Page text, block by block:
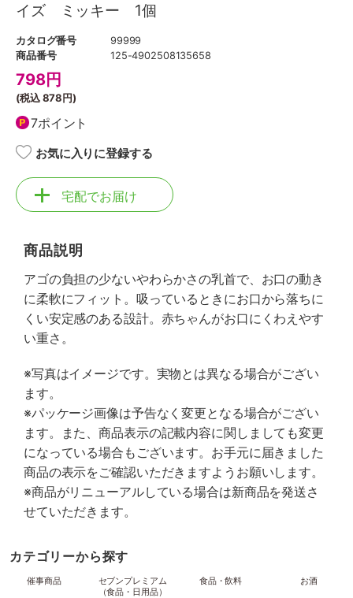
イズ ミッキー 1個
カタログ番号
99999
商品番号
125-4902508135658
798円
(税込878円)
7ポイント
お気に入りに登録する
宅配でお届け
商品説明
アゴの負担の少ないやわらかさの乳首で、お口の動き
に柔軟にフィット。吸っているときにお口から落ちに
くい安定感のある設計。赤ちゃんがお口にくわえやす
い重さ。
※写真はイメージです。実物とは異なる場合がござい
ます。
※パッケージ画像は予告なく変更となる場合がござい
ます。また、商品表示の記載内容に関しましても変更
になっている場合もございます。お手元に届きました
商品の表示をご確認いただきますようお願いします。
※商品がリニューアルしている場合は新商品を発送さ
せていただきます。
カテゴリーから探す
催事商品
セブンプレミアム
（食品・日用品）
食品・飲料 お酒